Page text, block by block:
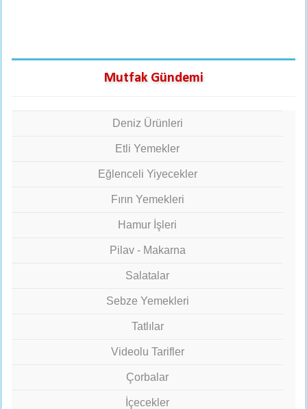
Mutfak Gündemi
Deniz Ürünleri
Etli Yemekler
Eğlenceli Yiyecekler
Fırın Yemekleri
Hamur İşleri
Pilav - Makarna
Salatalar
Sebze Yemekleri
Tatlılar
Videolu Tarifler
Çorbalar
İçecekler